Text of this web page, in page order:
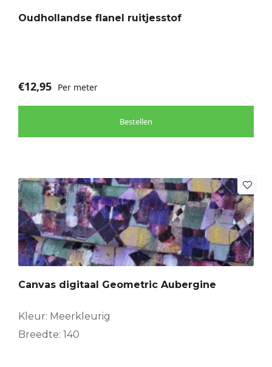
Oudhollandse flanel ruitjesstof
€12,95 Per meter
Bestellen
kan
productpagina
Canvas digitaal Geometric Aubergine
Kleur: Meerkleurig
Breedte: 140